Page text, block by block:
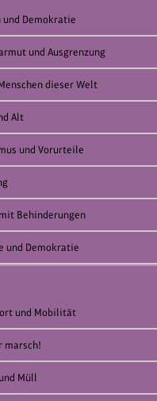
und Demokratie
und Ausgrenzung
dieser Welt
Alt
und Vorurteile
Behinderungen
und Demokratie
und Mobilität
marsch!
Müll